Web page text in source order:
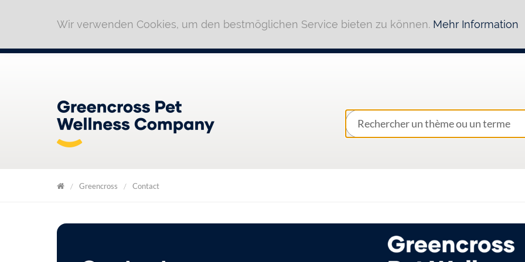
Wir verwenden Cookies, um den bestmöglichen Service bieten zu können. Mehr Information
Greencross Contact